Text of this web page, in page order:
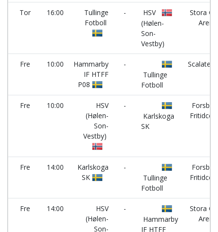
Tor 16:00
Tullinge
Fotboll
-
HSV
(Hølen-
Son-
Vestby)
Stora
Arena
Fre 10:00
Hammarby
IF HTFF
P08
-
Tullinge
Fotboll
Fre 10:00
HSV
(Hølen-
Son-
Vestby)
-
Karlskoga
SK
Fre 14:00
Karlskoga
SK
-
Tullinge
Fotboll
Fre 14:00
HSV
(Hølen-
Son-
-
Hammarby
IF HTFF
Stora
Arena